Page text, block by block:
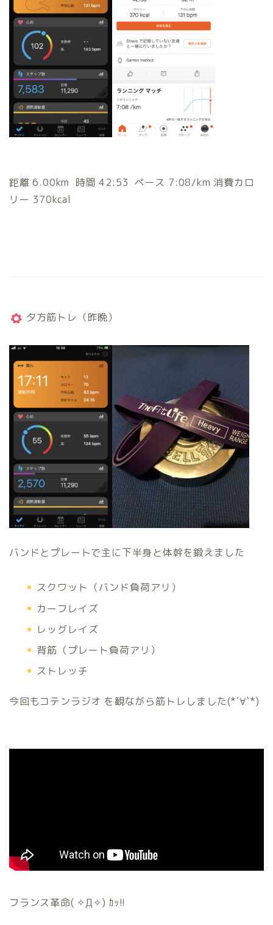
距離 6.00km 時間 42:53 ペース 7:08/km 消費カロ
リー 370kcal
夕方筋トレ（昨晩）
バンドとプレートで主に下半身と体幹を鍛えました
スクワット（バンド負荷アリ）
カーフレイズ
レッグレイズ
背筋（プレート負荷アリ）
ストレッチ
今回もコテンラジオ を観ながら筋トレしました(*´∀`*)
フランス革命( ✧Д✧) ｶｯ!!